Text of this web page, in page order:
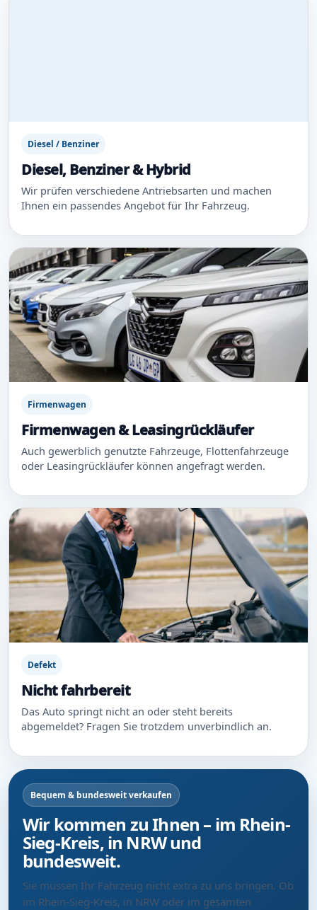
Diesel / Benziner
Diesel, Benziner & Hybrid
Wir prüfen verschiedene Antriebsarten und machen
Ihnen ein passendes Angebot für Ihr Fahrzeug.
Firmenwagen
Firmenwagen & Leasingrückläufer
Auch gewerblich genutzte Fahrzeuge, Flottenfahrzeuge
oder Leasingrückläufer können angefragt werden.
Defekt
Nicht fahrbereit
Das Auto springt nicht an oder steht bereits
abgemeldet? Fragen Sie trotzdem unverbindlich an.
Bequem & bundesweit verkaufen
Wir kommen zu Ihnen – im Rhein-
Sieg-Kreis, in NRW und
bundesweit.
Sie müssen Ihr Fahrzeug nicht extra zu uns bringen. Ob
im Rhein-Sieg-Kreis, in NRW oder im gesamten